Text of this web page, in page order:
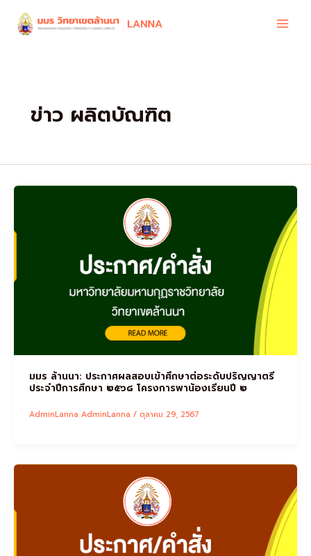
ข่าว ผลิตบัณฑิต
มมร ล้านนา: ประกาศผลสอบเข้าศึกษาต่อระดับปริญญาตรี
ประจำปีการศึกษา ๒๕๖๘ โครงการพาน้องเรียนปี ๒
AdminLanna AdminLanna / ตุลาคม 29, 2567